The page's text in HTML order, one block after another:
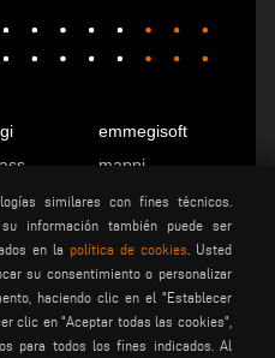
emmegisoft
mappi
someco
tekna
similares con fines técnicos.
información también puede ser
en la política de cookies . Usted
su consentimiento o personalizar
haciendo clic en el "Establecer
clic en "Aceptar todas las cookies",
para todos los fines indicados. Al